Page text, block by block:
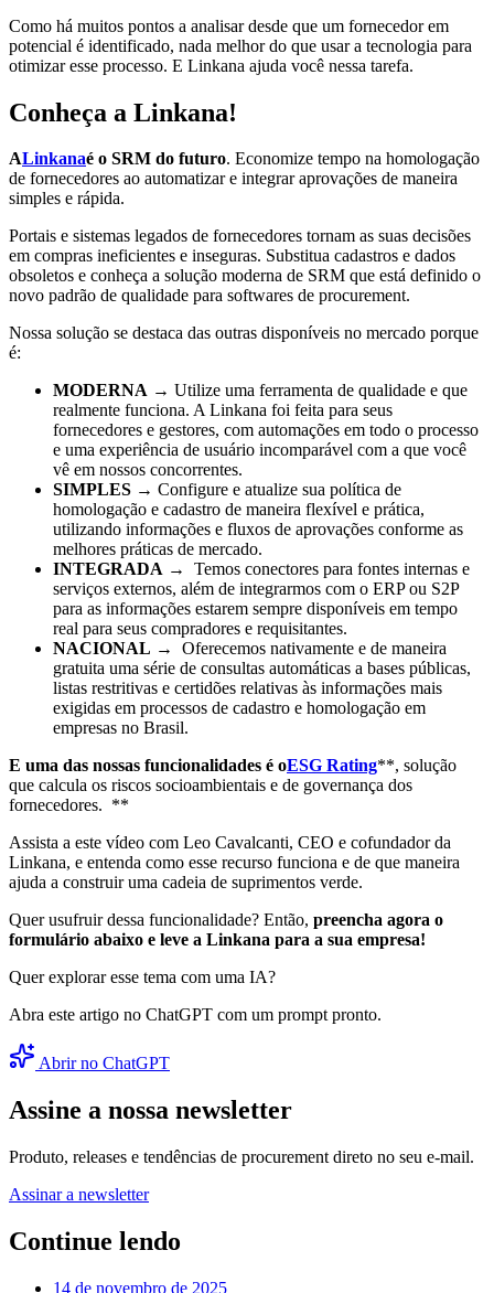
Como há muitos pontos a analisar desde que um fornecedor em
potencial é identificado, nada melhor do que usar a tecnologia para
otimizar esse processo. E Linkana ajuda você nessa tarefa.
Conheça a Linkana!
ALinkanaé o SRM do futuro. Economize tempo na homologação
de fornecedores ao automatizar e integrar aprovações de maneira
simples e rápida.
Portais e sistemas legados de fornecedores tornam as suas decisões
em compras ineficientes e inseguras. Substitua cadastros e dados
obsoletos e conheça a solução moderna de SRM que está definido o
novo padrão de qualidade para softwares de procurement.
Nossa solução se destaca das outras disponíveis no mercado porque
é:
MODERNA → Utilize uma ferramenta de qualidade e que
realmente funciona. A Linkana foi feita para seus
fornecedores e gestores, com automações em todo o processo
e uma experiência de usuário incomparável com a que você
vê em nossos concorrentes.
SIMPLES → Configure e atualize sua política de
homologação e cadastro de maneira flexível e prática,
utilizando informações e fluxos de aprovações conforme as
melhores práticas de mercado.
INTEGRADA → Temos conectores para fontes internas e
serviços externos, além de integrarmos com o ERP ou S2P
para as informações estarem sempre disponíveis em tempo
real para seus compradores e requisitantes.
NACIONAL → Oferecemos nativamente e de maneira
gratuita uma série de consultas automáticas a bases públicas,
listas restritivas e certidões relativas às informações mais
exigidas em processos de cadastro e homologação em
empresas no Brasil.
E uma das nossas funcionalidades é oESG Rating**, solução
que calcula os riscos socioambientais e de governança dos
fornecedores. **
Assista a este vídeo com Leo Cavalcanti, CEO e cofundador da
Linkana, e entenda como esse recurso funciona e de que maneira
ajuda a construir uma cadeia de suprimentos verde.
Quer usufruir dessa funcionalidade? Então, preencha agora o
formulário abaixo e leve a Linkana para a sua empresa!
Quer explorar esse tema com uma IA?
Abra este artigo no ChatGPT com um prompt pronto.
Abrir no ChatGPT
Assine a nossa newsletter
Produto, releases e tendências de procurement direto no seu e-mail.
Assinar a newsletter
Continue lendo
14 de novembro de 2025